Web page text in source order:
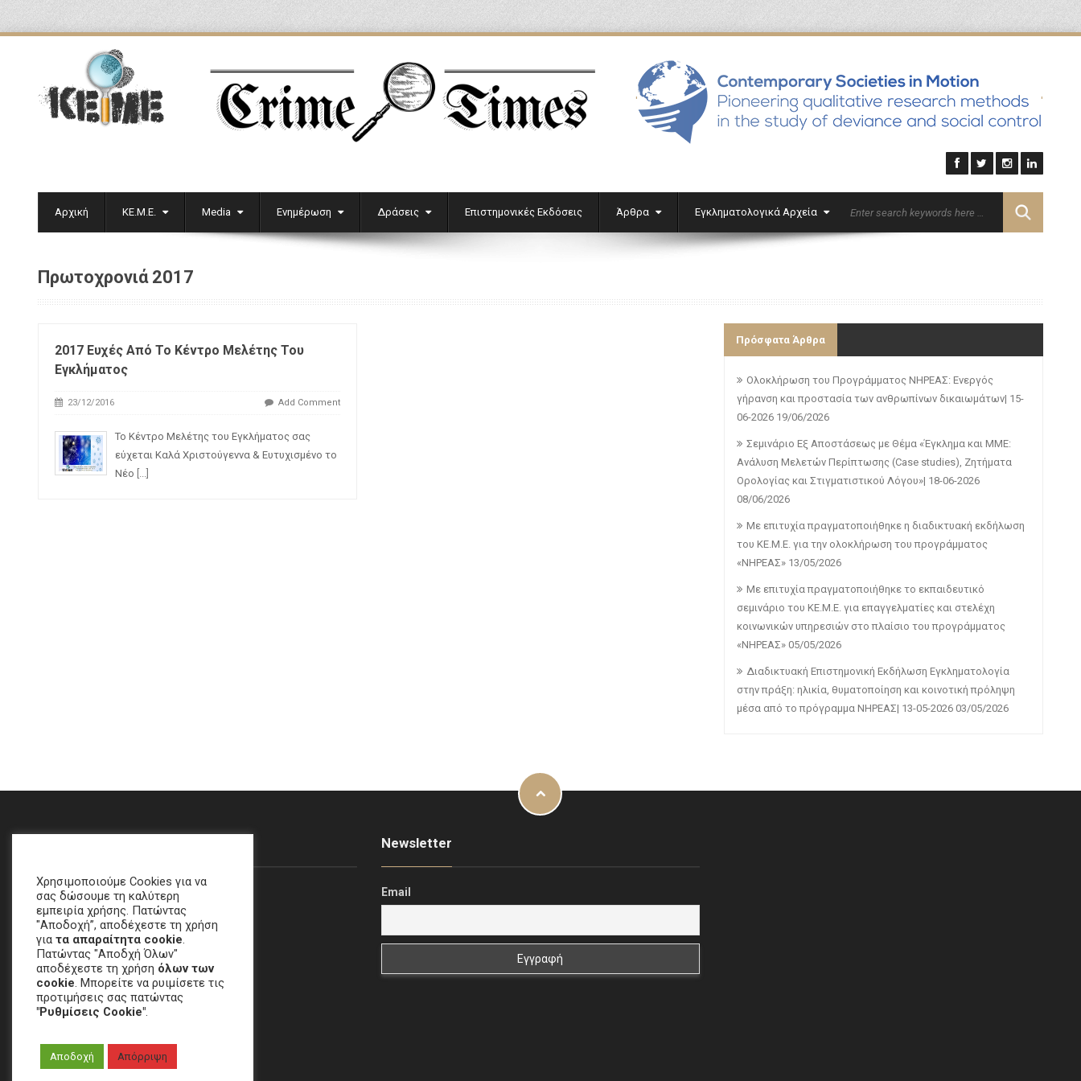
' '
Αρχική ΚΕ.Μ.Ε. Media Ενημέρωση Δράσεις Επιστημονικές Εκδόσεις Άρθρα Εγκληματολογικά Αρχεία Επικοινωνία English
Πρωτοχρονιά 2017
2017 Ευχές Από Το Κέντρο Μελέτης Του
Εγκλήματος
23/12/2016 Add Comment
Το Κέντρο Μελέτης του Εγκλήματος σας
εύχεται Καλά Χριστούγεννα & Ευτυχισμένο το
Νέο [...]
Πρόσφατα Άρθρα
Ολοκλήρωση του Προγράμματος ΝΗΡΕΑΣ: Ενεργός
γήρανση και προστασία των ανθρωπίνων δικαιωμάτων| 15-
06-2026 19/06/2026
Σεμινάριο Εξ Αποστάσεως με Θέμα «Έγκλημα και ΜΜΕ:
Ανάλυση Μελετών Περίπτωσης (Case studies), Ζητήματα
Ορολογίας και Στιγματιστικού Λόγου»| 18-06-2026
08/06/2026
Με επιτυχία πραγματοποιήθηκε η διαδικτυακή εκδήλωση
του ΚΕ.Μ.Ε. για την ολοκλήρωση του προγράμματος
«ΝΗΡΕΑΣ» 13/05/2026
Με επιτυχία πραγματοποιήθηκε το εκπαιδευτικό
σεμινάριο του ΚΕ.Μ.Ε. για επαγγελματίες και στελέχη
κοινωνικών υπηρεσιών στο πλαίσιο του προγράμματος
«ΝΗΡΕΑΣ» 05/05/2026
Διαδικτυακή Επιστημονική Εκδήλωση Εγκληματολογία
στην πράξη: ηλικία, θυματοποίηση και κοινοτική πρόληψη
μέσα από το πρόγραμμα ΝΗΡΕΑΣ| 13-05-2026 03/05/2026
email:crime[at]e-keme[dot]gr
Newsletter
Email
Χρησιμοποιούμε Cookies για να
σας δώσουμε τη καλύτερη
εμπειρία χρήσης. Πατώντας
"Αποδοχή”, αποδέχεστε τη χρήση
για τα απαραίτητα cookie.
Πατώντας "Αποδχή Όλων"
αποδέχεστε τη χρήση όλων των
cookie. Μπορείτε να ρυιμίσετε τις
προτιμήσεις σας πατώντας
"Ρυθμίσεις Cookie".
Αποδοχή Απόρριψη